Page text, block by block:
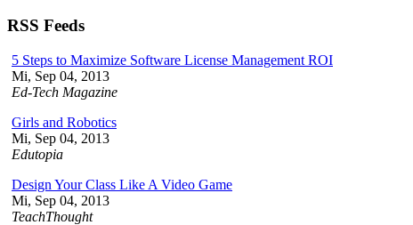
RSS Feeds
5 Steps to Maximize Software License Management ROI
Mi, Sep 04, 2013
Ed-Tech Magazine
Girls and Robotics
Mi, Sep 04, 2013
Edutopia
Design Your Class Like A Video Game
Mi, Sep 04, 2013
TeachThought